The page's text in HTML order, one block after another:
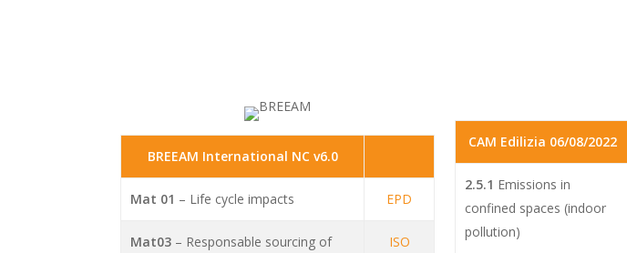
BREEAM International NC v6.0
Mat 01 – Life cycle impacts EPD
Mat03 – Responsable sourcing of
ISO
CAM Edilizia 06/08/2022
2.5.1 Emissions in
confined spaces (indoor
pollution)